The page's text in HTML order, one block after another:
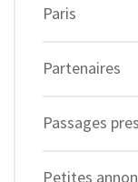
Paris
Partenaires
Passages
Petites